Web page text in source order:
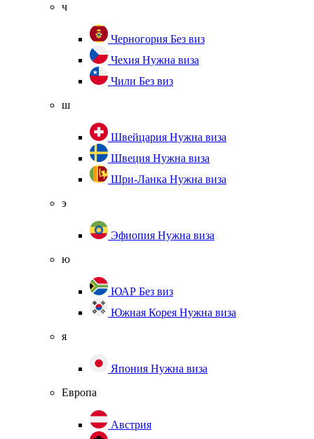
ч
Черногория Без виз
Чехия Нужна виза
Чили Без виз
ш
Швейцария Нужна виза
Швеция Нужна виза
Шри-Ланка Нужна виза
э
Эфиопия Нужна виза
ю
ЮАР Без виз
Южная Корея Нужна виза
я
Япония Нужна виза
Европа
Австрия